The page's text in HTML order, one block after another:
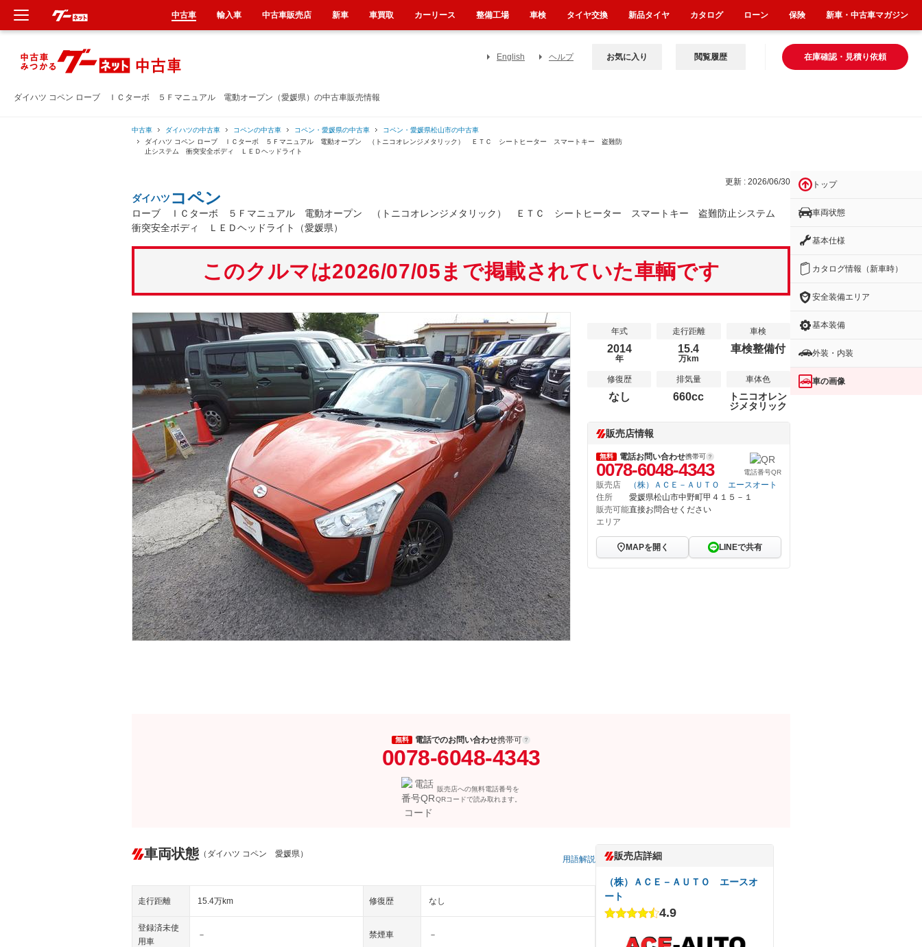
ダイハツ コペン ローブ ＩＣターボ ５Ｆマニュアル 電動オープン（愛媛県）の中古車販売情報
English ヘルプ 在庫確認・見積り依頼
お気に入り 閲覧履歴
中古車 ダイハツの中古車 コペンの中古車 コペン・愛媛県の中古車
コペン・愛媛県松山市の中古車
ダイハツ コペン ローブ ＩＣターボ ５Ｆマニュアル 電動オープン （トニコオレンジメタリック） ＥＴＣ シートヒーター スマートキー 盗難防
止システム 衝突安全ボディ ＬＥＤヘッドライト
更新 : 2026/06/30
ダイハツ コペン
ローブ ＩＣターボ ５Ｆマニュアル 電動オープン （トニコオレンジメタリック） ＥＴＣ シートヒーター スマートキー 盗難防止システム
衝突安全ボディ ＬＥＤヘッドライト（愛媛県）
このクルマは2026/07/05まで掲載されていた車輌です
年式
2014
年
走行距離
15.4
万km
車検
車検整備付
修復歴
なし
排気量
660cc
車体色
トニコオレン
ジメタリック
販売店情報
無料 電話お問い合わせ携帯可
0078-6048-4343 電話番号QR
販売店
（株）ＡＣＥ－ＡＵＴＯ エースオート
住所
愛媛県松山市中野町甲４１５－１
販売可能
エリア
直接お問合せください
MAPを開く LINEで共有
無料 電話でのお問い合わせ携帯可
0078-6048-4343
販売店への無料電話番号を
QRコードで読み取れます。
車両状態 （ダイハツ コペン 愛媛県）
用語解説
走行距離 15.4万km 修復歴 なし
登録済未使
用車
－ 禁煙車 －
販売店詳細
（株）ＡＣＥ－ＡＵＴＯ エースオ
ート
4.9
トップ
車両状態
基本仕様
カタログ情報（新車時）
安全装備エリア
基本装備
外装・内装
車の画像
中古車 輸入車 中古車販売店 新車 車買取 カーリース 整備工場 車検 タイヤ交換 新品タイヤ カタログ ローン 保険 新車・中古車マガジン
新車
中古車